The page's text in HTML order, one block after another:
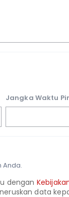
Jangka Waktu
Anda.
dengan
data